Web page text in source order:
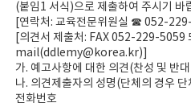
(붙임1 서식)으로 제출하여 주시기 바
[연락처: 교육전문위원실 ☎ 052-
[의견서 제출처: FAX 052-229-5059
mail(ddlemy@korea.kr)]
가. 예고사항에 대한 의견(찬성 및 반
나. 의견제출자의 성명(단체의 경우
전화번호